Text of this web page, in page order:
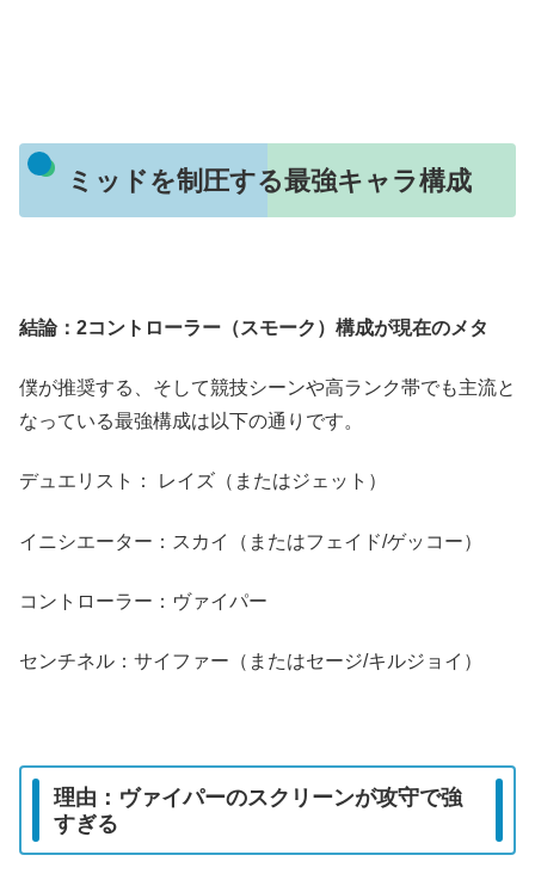
ミッドを制圧する最強キャラ構成
結論：2コントローラー（スモーク）構成が現在のメタ
僕が推奨する、そして競技シーンや高ランク帯でも主流と
なっている最強構成は以下の通りです。
デュエリスト： レイズ（またはジェット）
イニシエーター：スカイ（またはフェイド/ゲッコー）
コントローラー：ヴァイパー
センチネル：サイファー（またはセージ/キルジョイ）
理由：ヴァイパーのスクリーンが攻守で強
すぎる